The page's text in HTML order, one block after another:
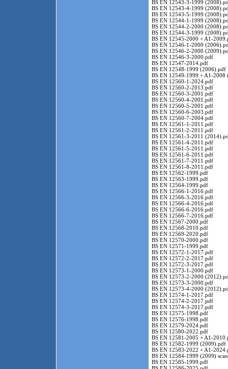
BS EN 12543-3-1999
BS EN 12543-4-1999
BS EN 12543-5-1999
BS EN 12544-1-1999
BS EN 12544-2-2000
BS EN 12544-3-1999
BS EN 12545-2000 + A1-
BS EN 12546-1-2000
BS EN 12546-2-2000
BS EN 12546-3-2000.pdf
BS EN 12547-2014.pdf
BS EN 12548-1999 (2006).pdf
BS EN 12549-1999 + A1-2008
BS EN 12560-1-2024.pdf
BS EN 12560-2-2013.pdf
BS EN 12560-3-2001.pdf
BS EN 12560-4-2001.pdf
BS EN 12560-5-2001.pdf
BS EN 12560-6-2003.pdf
BS EN 12560-7-2004.pdf
BS EN 12561-1-2011.pdf
BS EN 12561-2-2011.pdf
BS EN 12561-3-2011
BS EN 12561-4-2011.pdf
BS EN 12561-5-2011.pdf
BS EN 12561-6-2011.pdf
BS EN 12561-7-2011.pdf
BS EN 12561-8-2011.pdf
BS EN 12562-1999.pdf
BS EN 12563-1999.pdf
BS EN 12564-1999.pdf
BS EN 12566-1-2016.pdf
BS EN 12566-3-2016.pdf
BS EN 12566-4-2016.pdf
BS EN 12566-6-2016.pdf
BS EN 12566-7-2016.pdf
BS EN 12567-2000.pdf
BS EN 12568-2010.pdf
BS EN 12569-2020.pdf
BS EN 12570-2000.pdf
BS EN 12571-1999.pdf
BS EN 12572-1-2017.pdf
BS EN 12572-2-2017.pdf
BS EN 12572-3-2017.pdf
BS EN 12573-1-2000.pdf
BS EN 12573-2-2000
BS EN 12573-3-2000.pdf
BS EN 12573-4-2000
BS EN 12574-1-2017.pdf
BS EN 12574-2-2017.pdf
BS EN 12574-3-2017.pdf
BS EN 12575-1998.pdf
BS EN 12576-1998.pdf
BS EN 12579-2024.pdf
BS EN 12580-2022.pdf
BS EN 12581-2005 + A1-
BS EN 12582-1999 (2009).pdf
BS EN 12583-2022 + A1-
BS EN 12584-1999 (2009)
BS EN 12585-1999.pdf